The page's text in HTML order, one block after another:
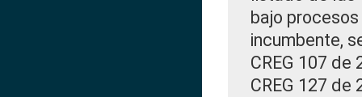
bajo
incumbente,
CREG 107
CREG 127 de